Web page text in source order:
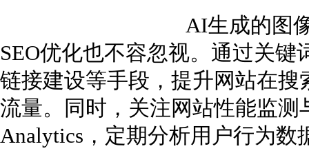
AI生成的图
SEO优化也不容忽视。通过关
链接建设等手段，提升网站在
流量。同时，关注网站性能监测
Analytics，定期分析用户行为数